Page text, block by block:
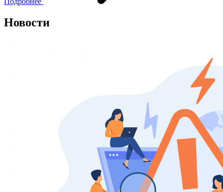
Новости